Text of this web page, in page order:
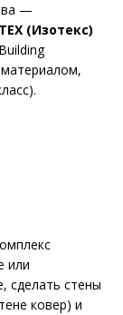
—
(Изотекс)
или
сделать стены
ковер) и